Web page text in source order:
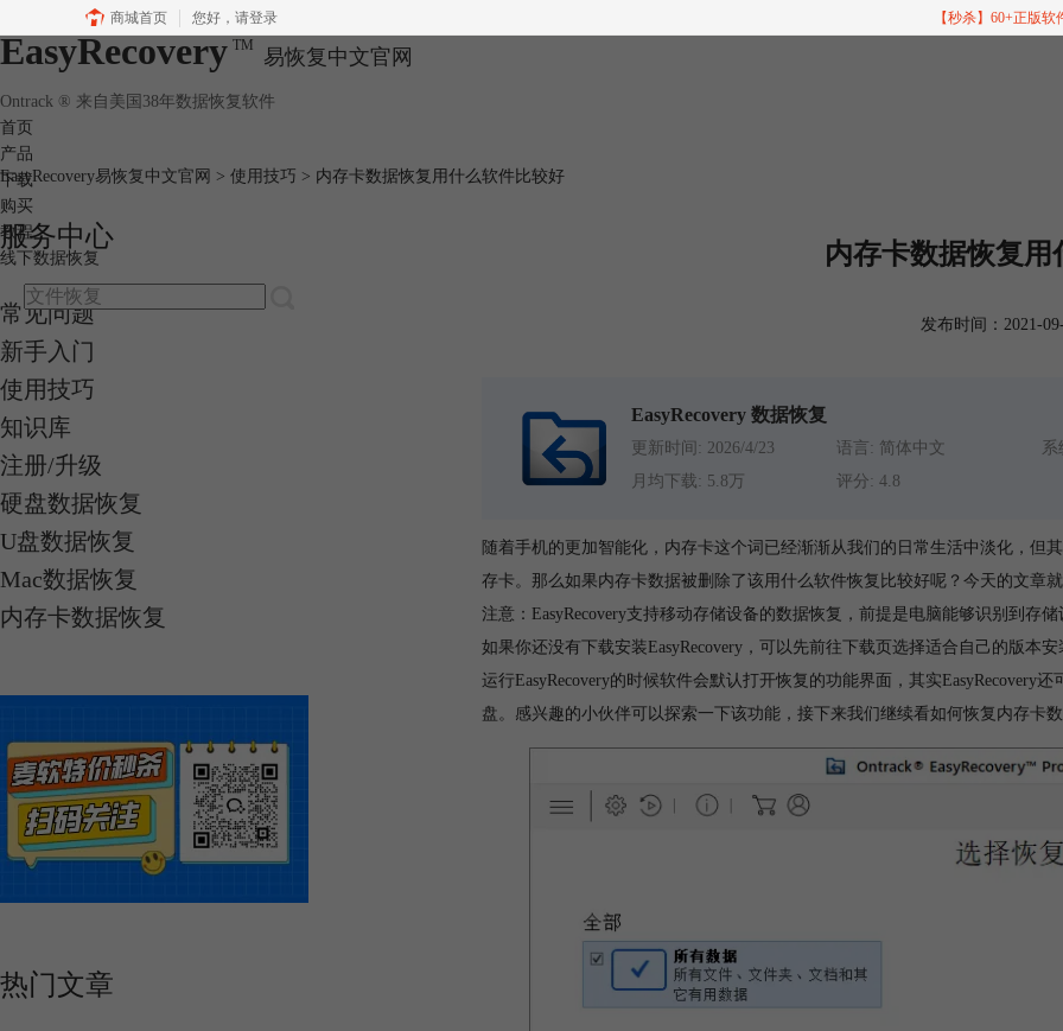
商城首页 您好， 请登录 【秒杀】60+正版
EasyRecovery TM 易恢复中文官网
Ontrack ® 来自美国38年数据恢复软件
首页
产品
下载
购买
教程
线下数据恢复
EasyRecovery易恢复中文官网 > 使用技巧 > 内存卡数据恢复用什么软件比较好
服务中心
常见问题
新手入门
使用技巧
知识库
注册/升级
硬盘数据恢复
U盘数据恢复
Mac数据恢复
内存卡数据恢复
热门文章
内存卡数据恢复
发布时间：2021-
EasyRecovery 数据恢复
更新时间: 2026/4/23 语言: 简体中文
系
月均下载: 5.8万
评分: 4.8
随着手机的更加智能化，内存卡这个词已经渐渐从我们的日常生活中淡化，
存卡。那么如果内存卡数据被删除了该用什么软件恢复比较好呢？今天的文章
注意：EasyRecovery支持移动存储设备的数据恢复，前提是电脑能够识别到存
如果你还没有下载安装EasyRecovery，可以先前往下载页选择适合自己的版本
运行EasyRecovery的时候软件会默认打开恢复的功能界面，其实
盘。感兴趣的小伙伴可以探索一下该功能，接下来我们继续看如何恢复内存卡